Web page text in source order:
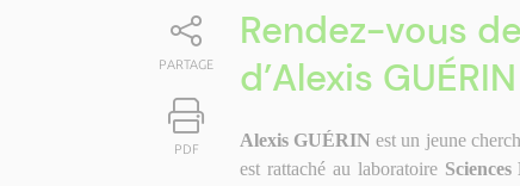
PARTAGE
PDF
Rendez-vous
d’Alexis GUÉRIN
Alexis GUÉRINest un jeune
est rattaché au laboratoire